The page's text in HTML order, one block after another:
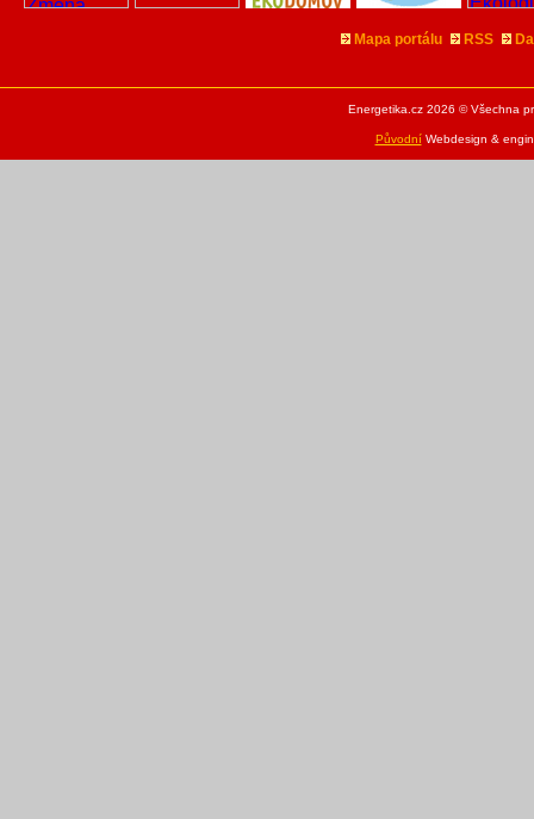
Mapa portálu RSS
Energetika.cz 2026 © Všechna
PůvodníWebdesign &